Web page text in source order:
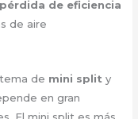
de eficiencia
de aire
de mini split y
en gran